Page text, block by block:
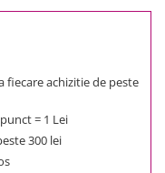
fiecare achizitie de peste
= 1 Lei
300 lei